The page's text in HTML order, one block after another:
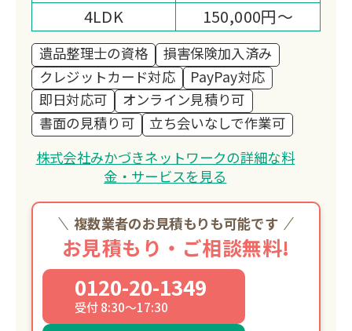
4LDK
150,000円～
遺品整理士の資格
損害保険加入済み
クレジットカード対応
PayPay対応
即日対応可
オンライン見積り可
書面の見積り可
立ち会いなしで作業可
株式会社みかづきネットワークの詳細な料
金・サービスを見る
複数業者のお見積もりも可能です
お見積もり・ご相談無料!
0120-20-1349
受付 8:30～17:30